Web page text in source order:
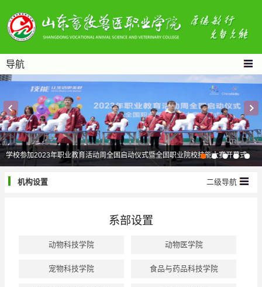
导航
学校参加2023年职业教育活动周全国启动仪式暨全国职业院校技能大赛开幕式
二级导航
机构设置
系部设置
动物科技学院 动物医学院
宠物科技学院 食品与药品科技学院